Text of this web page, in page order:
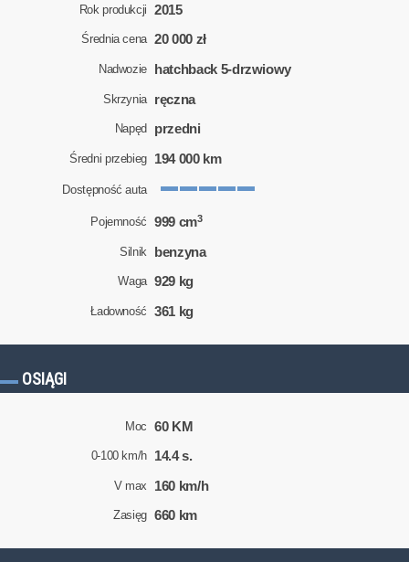
Rok produkcji 2015
Średnia cena 20 000 zł
Nadwozie hatchback 5-drzwiowy
Skrzynia ręczna
Napęd przedni
Średni przebieg 194 000 km
Dostępność auta
Pojemność 999 cm3
Silnik benzyna
Waga 929 kg
Ładowność 361 kg
OSIĄGI
Moc 60 KM
0-100 km/h 14.4 s.
V max 160 km/h
Zasięg 660 km